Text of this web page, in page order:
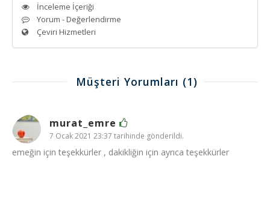
İnceleme İçeriği
Yorum - Değerlendirme
Çeviri Hizmetleri
Müşteri Yorumları (1)
murat_emre
7 Ocak 2021 23:37 tarihinde gönderildi.
emeğin için teşekkürler , dakikliğin için ayrıca teşekkürler